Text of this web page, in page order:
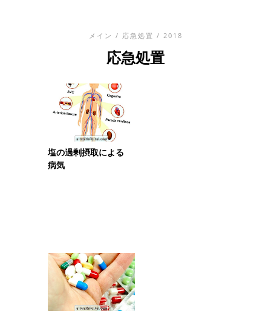
メイン / 応急処置 / 2018
応急処置
塩の過剰摂取による
病気